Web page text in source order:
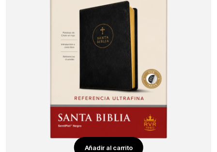
Añadir al carrito